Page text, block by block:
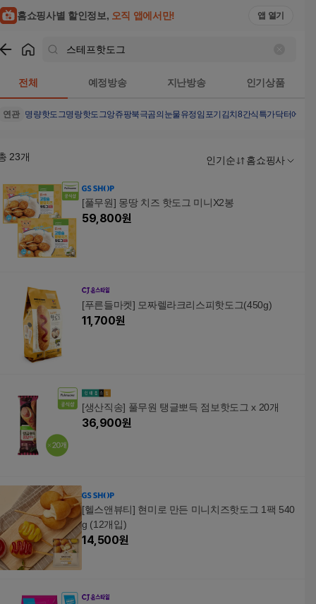
홈쇼핑사별 할인정보, 오직 앱에서만! 앱 열기
전체 예정방송 지난방송 인기상품
연관 명량핫도그명랑핫도그앙쥬팡북극곰의눈물유정임포기김치8간식특가닥터에픽
23개 인기순 홈쇼핑사
[풀무원] 몽땅 치즈 핫도그 미니X2봉
59,800원
[푸른들마켓] 모짜렐라크리스피핫도그(450g)
11,700원
[생산직송] 풀무원 탱글뽀득 점보핫도그 x 20개
36,900원
[헬스앤뷰티] 현미로 만든 미니치즈핫도그 1팩 540
g (12개입)
14,500원